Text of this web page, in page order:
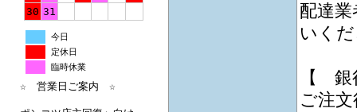
30 31
今日
定休日
臨時休業
☆ 営業日ご案内 ☆
配達
いく
【
ご注